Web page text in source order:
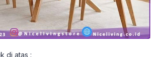
di atas :